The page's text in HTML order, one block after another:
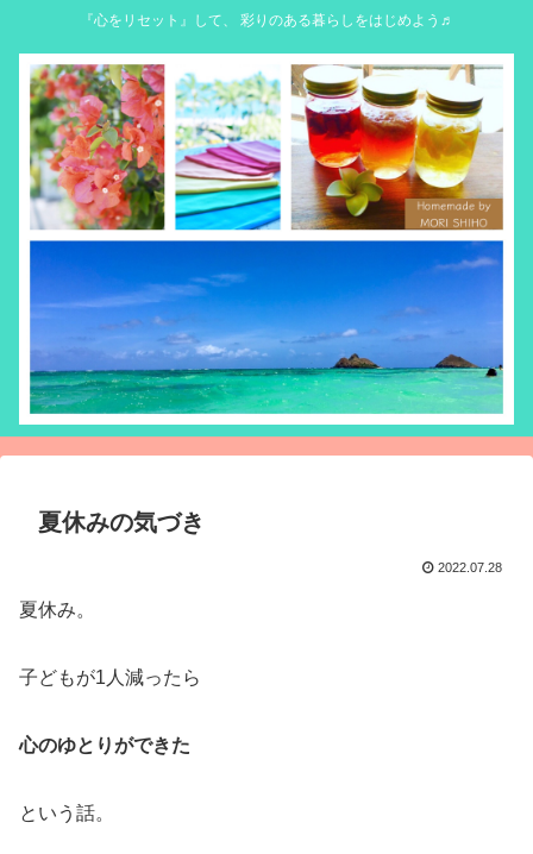
『心をリセット』して、 彩りのある暮らしをはじめよう♬
夏休みの気づき
2022.07.28
夏休み。
子どもが1人減ったら
心のゆとりができた
という話。